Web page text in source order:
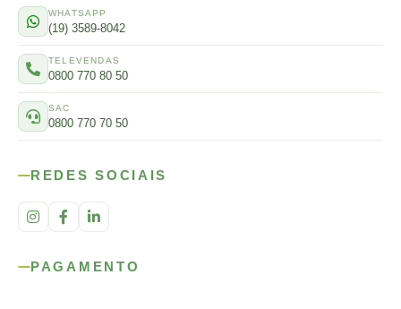
WHATSAPP
(19) 3589-8042
TELEVENDAS
0800 770 80 50
SAC
0800 770 70 50
REDES SOCIAIS
PAGAMENTO